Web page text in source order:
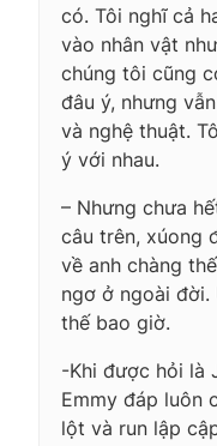
có. Tôi nghĩ cả
vào nhân vật
chúng tôi cũng
đâu ý, nhưng
và nghệ thuật.
ý với nhau.
– Nhưng chưa
câu trên, xúong
về anh chàng
ngơ ở ngoài đời.
thế bao giờ.
-Khi được hỏi là
Emmy đáp luôn
lột và run lập